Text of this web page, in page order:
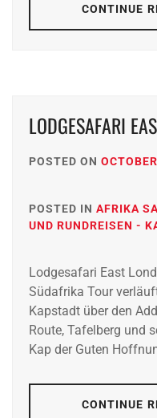
CONTINUE
LODGESAFARI
POSTED ON
POSTED IN AFRIKA
UND RUNDREISEN -
Lodgesafari East
Südafrika Tour
Kapstadt über den
Route, Tafelberg und
Kap der Guten
CONTINUE